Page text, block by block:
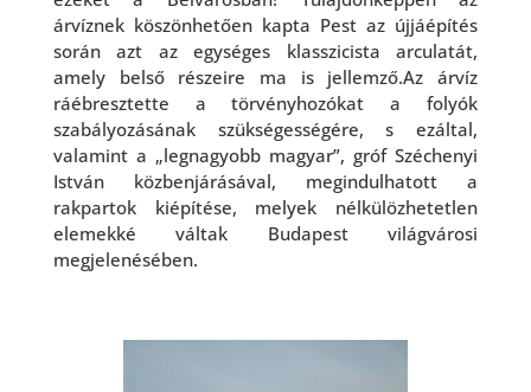
árvíznek köszönhetően kapta Pest az újjáépítés
során azt az egységes klasszicista arculatát,
amely belső részeire ma is jellemző.Az árvíz
ráébresztette a törvényhozókat a folyók
szabályozásának szükségességére, s ezáltal,
valamint a „legnagyobb magyar”, gróf Széchenyi
István közbenjárásával, megindulhatott a
rakpartok kiépítése, melyek nélkülözhetetlen
elemekké váltak Budapest világvárosi
megjelenésében.